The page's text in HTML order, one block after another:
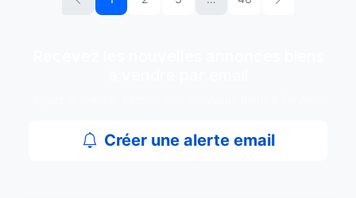
Créer une alerte email